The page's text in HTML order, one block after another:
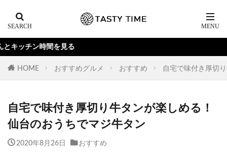
る
HOME おすすめグルメ おすすめ 自宅で味付き厚切
自宅で味付き厚切り牛タンが楽しめる！
仙台のおうちでマジ牛タン
2020年8月26日 おすすめ